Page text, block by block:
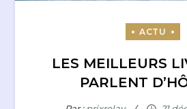
LES MEILLEURS
PARLENT